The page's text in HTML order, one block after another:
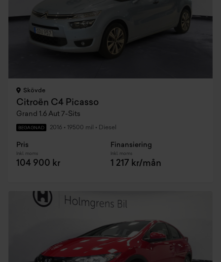
Skövde
Citroën C4 Picasso
Grand 1.6 Aut 7-Sits
BEGAGNAD 2016 • 19500 mil • Diesel
Pris
Inkl. moms
104 900 kr
Finansiering
Inkl. moms
1 217 kr/mån